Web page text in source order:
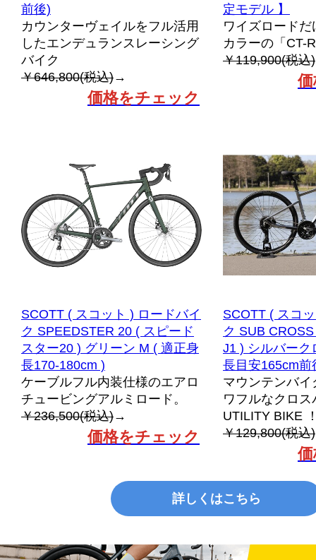
前後)
カウンターヴェイルをフル活用
したエンデュランスレーシング
バイク
￥646,800(税込)→
価格をチェック
定モデル 】
ワイズロード
カラーの「CT-
￥119,900(税込)
SCOTT ( スコット ) ロードバイ
ク SPEEDSTER 20 ( スピード
スター20 ) グリーン M ( 適正身
長170-180cm )
ケーブルフル内装仕様のエアロ
チュービングアルミロード。
￥236,500(税込)→
価格をチェック
SCOTT ( スコ
ク SUB
J1 ) シルバーク
長目安165cm前
マウンテンバ
ワフルなクロ
UTILITY BIKE
￥129,800(税込)
詳しくはこちら